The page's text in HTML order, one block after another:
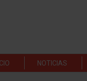
NOTICIAS